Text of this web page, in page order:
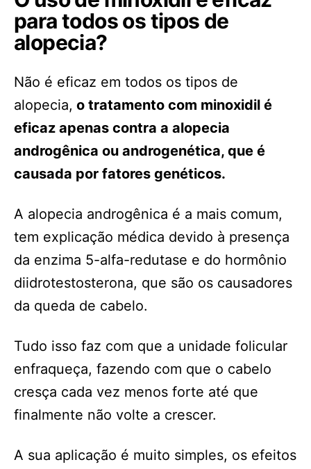
para todos os tipos de
alopecia?
Não é eficaz em todos os tipos de
alopecia, o tratamento com minoxidil é
eficaz apenas contra a alopecia
androgênica ou androgenética, que é
causada por fatores genéticos.
A alopecia androgênica é a mais comum,
tem explicação médica devido à presença
da enzima 5-alfa-redutase e do hormônio
diidrotestosterona, que são os causadores
da queda de cabelo.
Tudo isso faz com que a unidade folicular
enfraqueça, fazendo com que o cabelo
cresça cada vez menos forte até que
finalmente não volte a crescer.
A sua aplicação é muito simples, os efeitos